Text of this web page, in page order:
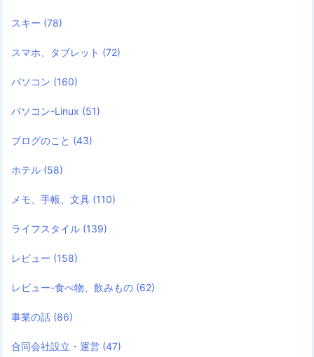
スキー (78)
スマホ、タブレット (72)
パソコン (160)
パソコン-Linux (51)
ブログのこと (43)
ホテル (58)
メモ、手帳、文具 (110)
ライフスタイル (139)
レビュー (158)
レビュー-食べ物、飲みもの (62)
事業の話 (86)
合同会社設立・運営 (47)